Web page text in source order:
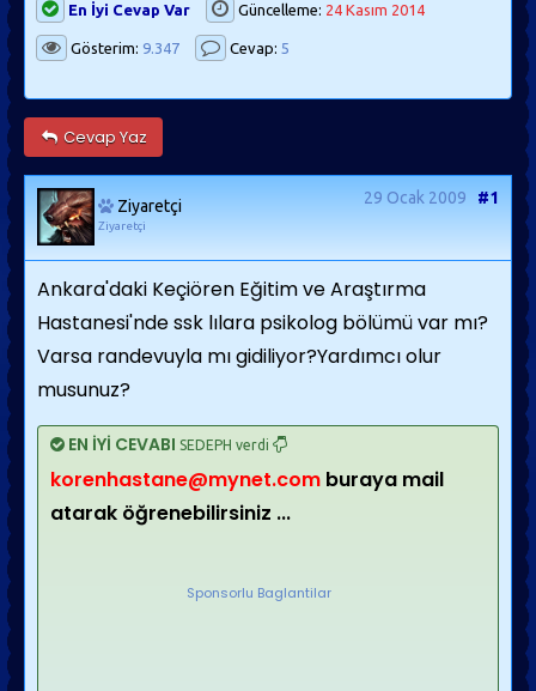
En İyi Cevap Var Güncelleme: 24 Kasım 2014
Gösterim: 9.347 Cevap: 5
Cevap Yaz
Ziyaretçi
Ziyaretçi
29 Ocak 2009 #1
Ankara'daki Keçiören Eğitim ve Araştırma
Hastanesi'nde ssk lılara psikolog bölümü var mı?
Varsa randevuyla mı gidiliyor?Yardımcı olur
musunuz?
EN İYİ CEVABI SEDEPH verdi
korenhastane@mynet.com buraya mail
atarak öğrenebilirsiniz ...
Sponsorlu Baglantilar